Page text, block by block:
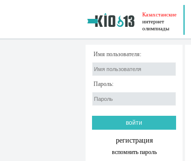
Казахстанские
интернет
олимпиады
Имя пользователя:
Пароль:
регистрация
вспомнить пароль